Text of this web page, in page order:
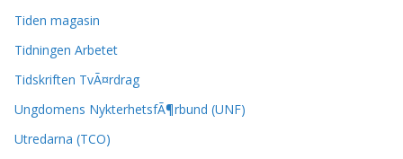
Tiden magasin
Tidningen Arbetet
Tidskriften TvÃ¤rdrag
Ungdomens NykterhetsfÃ¶rbund (UNF)
Utredarna (TCO)